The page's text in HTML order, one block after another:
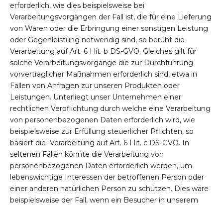
erforderlich, wie dies beispielsweise bei
Verarbeitungsvorgängen der Fall ist, die für eine Lieferung
von Waren oder die Erbringung einer sonstigen Leistung
oder Gegenleistung notwendig sind, so beruht die
Verarbeitung auf Art. 6 I lit. b DS-GVO. Gleiches gilt für
solche Verarbeitungsvorgänge die zur Durchführung
vorvertraglicher Maßnahmen erforderlich sind, etwa in
Fällen von Anfragen zur unseren Produkten oder
Leistungen. Unterliegt unser Unternehmen einer
rechtlichen Verpflichtung durch welche eine Verarbeitung
von personenbezogenen Daten erforderlich wird, wie
beispielsweise zur Erfüllung steuerlicher Pflichten, so
basiert die Verarbeitung auf Art. 6 I lit. c DS-GVO. In
seltenen Fällen könnte die Verarbeitung von
personenbezogenen Daten erforderlich werden, um
lebenswichtige Interessen der betroffenen Person oder
einer anderen natürlichen Person zu schützen. Dies wäre
beispielsweise der Fall, wenn ein Besucher in unserem